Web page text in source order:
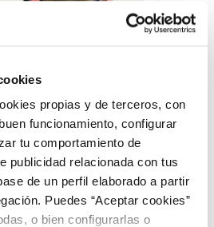
propias y de terceros, con
funcionamiento, configurar
tu comportamiento de
publicidad relacionada con tus
de un perfil elaborado a partir
Puedes “Aceptar cookies”
o bien configurarlas o
2,99 € Bandeja 300g